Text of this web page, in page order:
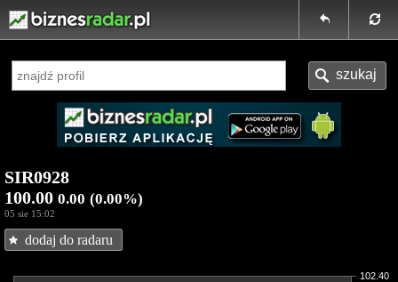
SIR0928
100.00 0.00 (0.00%)
05 sie 15:02
dodaj do radaru
102.40